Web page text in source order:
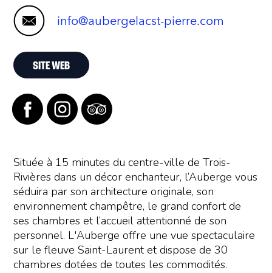
Située à 15 minutes du centre-ville de Trois-
Rivières dans un décor enchanteur, l’Auberge vous
séduira par son architecture originale, son
environnement champêtre, le grand confort de
ses chambres et l’accueil attentionné de son
personnel. L'Auberge offre une vue spectaculaire
sur le fleuve Saint-Laurent et dispose de 30
chambres dotées de toutes les commodités.
info@aubergelacst-pierre.com
SITE WEB